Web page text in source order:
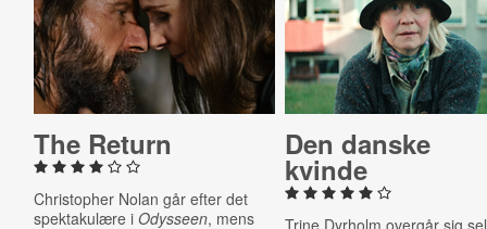
The Return
Christopher Nolan går efter det
spektakulære i Odysseen, mens
Den danske
kvinde
Trine Dyrholm overgår sig